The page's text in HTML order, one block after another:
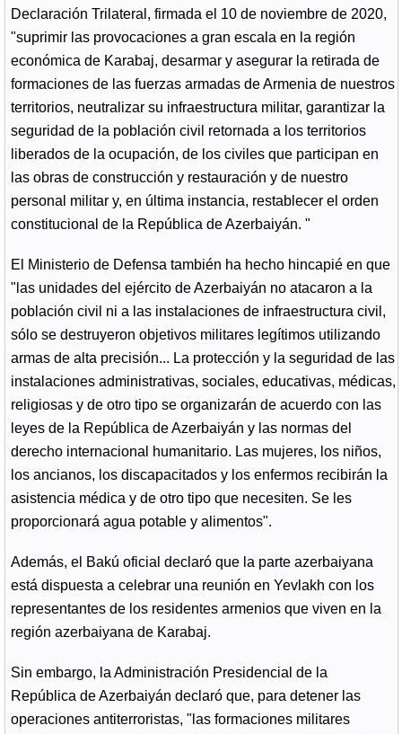
Declaración Trilateral, firmada el 10 de noviembre de 2020,
"suprimir las provocaciones a gran escala en la región
económica de Karabaj, desarmar y asegurar la retirada de
formaciones de las fuerzas armadas de Armenia de nuestros
territorios, neutralizar su infraestructura militar, garantizar la
seguridad de la población civil retornada a los territorios
liberados de la ocupación, de los civiles que participan en
las obras de construcción y restauración y de nuestro
personal militar y, en última instancia, restablecer el orden
constitucional de la República de Azerbaiyán. "
El Ministerio de Defensa también ha hecho hincapié en que
"las unidades del ejército de Azerbaiyán no atacaron a la
población civil ni a las instalaciones de infraestructura civil,
sólo se destruyeron objetivos militares legítimos utilizando
armas de alta precisión... La protección y la seguridad de las
instalaciones administrativas, sociales, educativas, médicas,
religiosas y de otro tipo se organizarán de acuerdo con las
leyes de la República de Azerbaiyán y las normas del
derecho internacional humanitario. Las mujeres, los niños,
los ancianos, los discapacitados y los enfermos recibirán la
asistencia médica y de otro tipo que necesiten. Se les
proporcionará agua potable y alimentos".
Además, el Bakú oficial declaró que la parte azerbaiyana
está dispuesta a celebrar una reunión en Yevlakh con los
representantes de los residentes armenios que viven en la
región azerbaiyana de Karabaj.
Sin embargo, la Administración Presidencial de la
República de Azerbaiyán declaró que, para detener las
operaciones antiterroristas, "las formaciones militares